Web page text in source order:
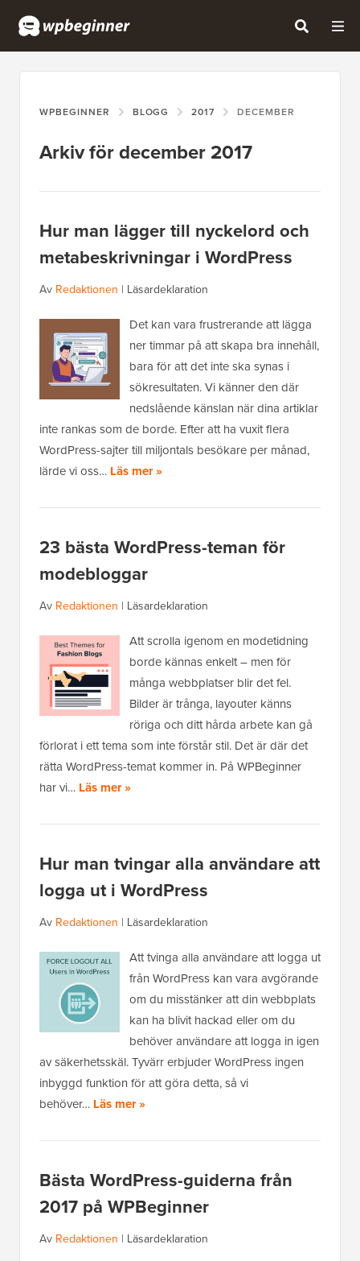
WPBEGINNER BLOGG 2017 DECEMBER
Arkiv för december 2017
Hur man lägger till nyckelord och
metabeskrivningar i WordPress
Av Redaktionen | Läsardeklaration
Det kan vara frustrerande att lägga
ner timmar på att skapa bra innehåll,
bara för att det inte ska synas i
sökresultaten. Vi känner den där
nedslående känslan när dina artiklar
inte rankas som de borde. Efter att ha vuxit flera
WordPress-sajter till miljontals besökare per månad,
lärde vi oss… Läs mer »
23 bästa WordPress-teman för
modebloggar
Av Redaktionen | Läsardeklaration
Att scrolla igenom en modetidning
borde kännas enkelt – men för
många webbplatser blir det fel.
Bilder är trånga, layouter känns
röriga och ditt hårda arbete kan gå
förlorat i ett tema som inte förstår stil. Det är där det
rätta WordPress-temat kommer in. På WPBeginner
har vi… Läs mer »
Hur man tvingar alla användare att
logga ut i WordPress
Av Redaktionen | Läsardeklaration
Att tvinga alla användare att logga ut
från WordPress kan vara avgörande
om du misstänker att din webbplats
kan ha blivit hackad eller om du
behöver användare att logga in igen
av säkerhetsskäl. Tyvärr erbjuder WordPress ingen
inbyggd funktion för att göra detta, så vi
behöver… Läs mer »
Bästa WordPress-guiderna från
2017 på WPBeginner
Av Redaktionen | Läsardeklaration